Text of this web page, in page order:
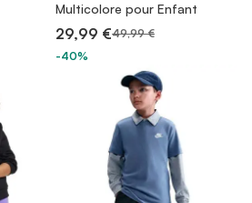
Multicolore pour Enfant
29,99 €49,99 €
-40%